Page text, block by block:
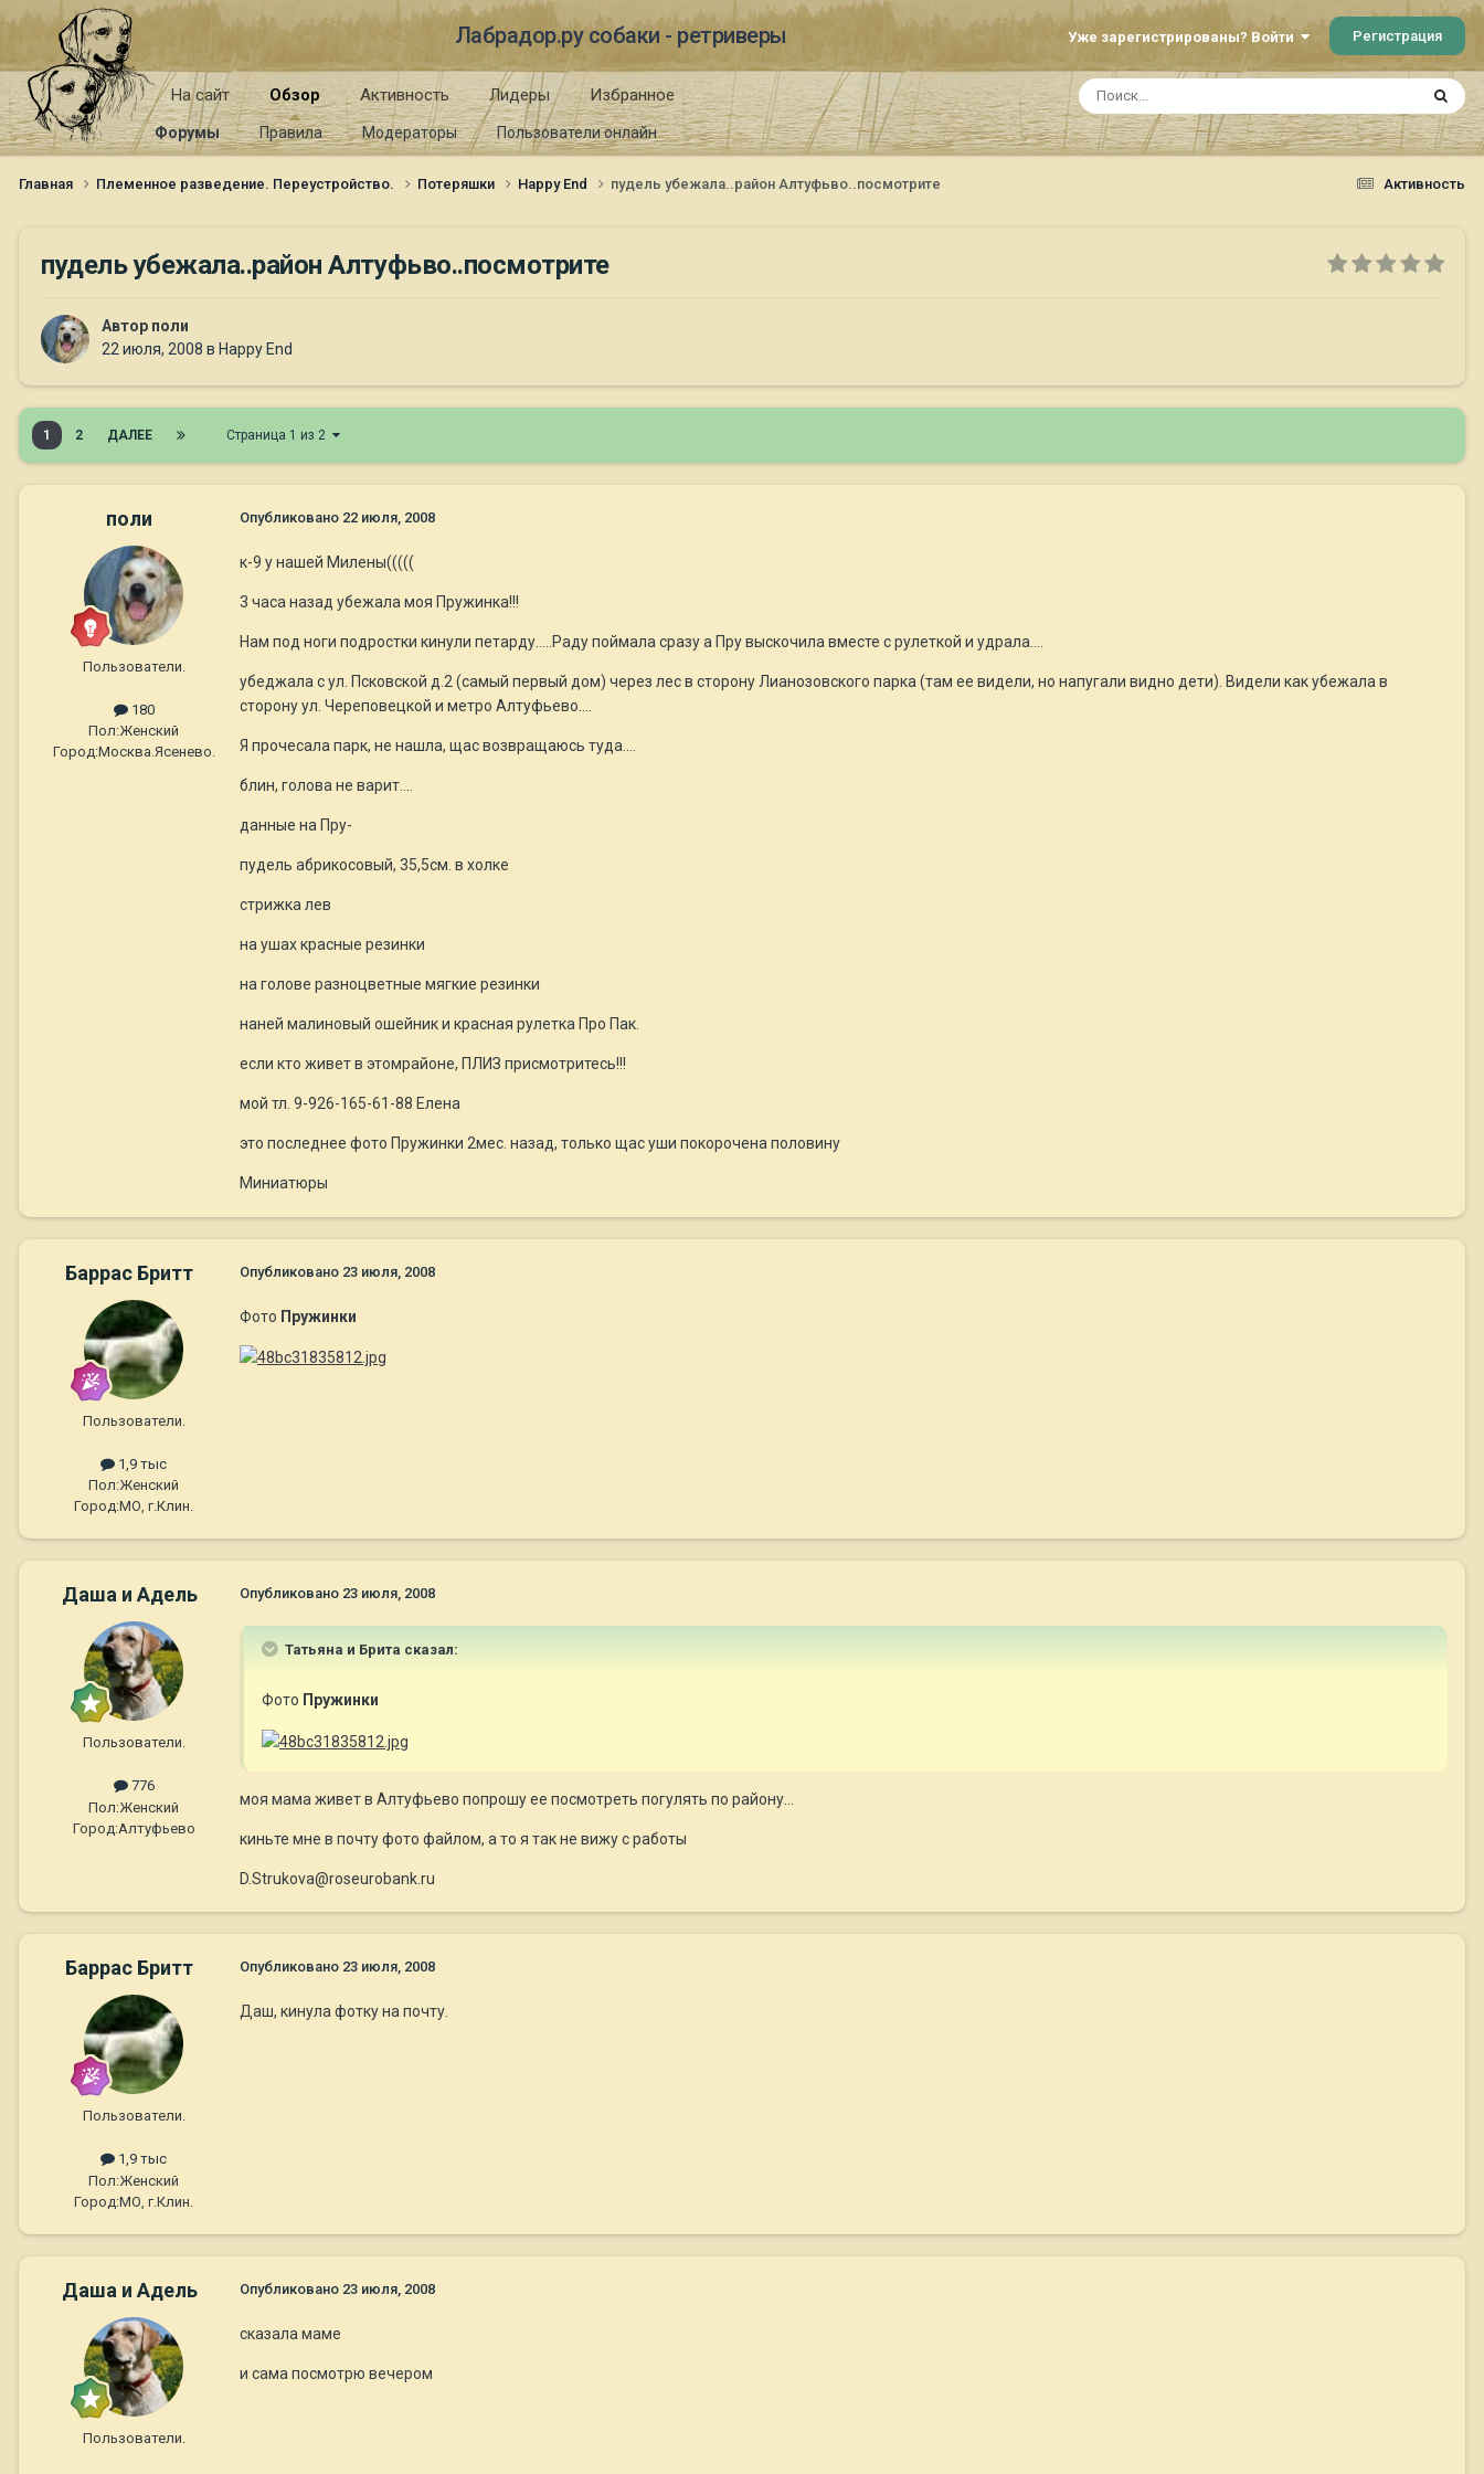
Лабрадор.ру собаки - ретриверы Уже зарегистрированы? Войти Регистрация
На сайт Обзор
Форумы Правила Модераторы Пользователи онлайн
Активность Лидеры Избранное
Активность
Главная Племенное разведение. Переустройство. Потеряшки Happy End пудель убежала..район Алтуфьво..посмотрите
пудель убежала..район Алтуфьво..посмотрите
Автор поли
22 июля, 2008 в Happy End
1 2 ДАЛЕЕ Страница 1 из 2
поли
Пользователи.
180
Пол:Женский
Город:Москва.Ясенево.
Опубликовано 22 июля, 2008
к-9 у нашей Милены(((((
3 часа назад убежала моя Пружинка!!!
Нам под ноги подростки кинули петарду.....Раду поймала сразу а Пру выскочила вместе с рулеткой и удрала....
убеджала с ул. Псковской д.2 (самый первый дом) через лес в сторону Лианозовского парка (там ее видели, но напугали видно дети). Видели как убежала в
сторону ул. Череповецкой и метро Алтуфьево....
Я прочесала парк, не нашла, щас возвращаюсь туда....
блин, голова не варит....
данные на Пру-
пудель абрикосовый, 35,5см. в холке
стрижка лев
на ушах красные резинки
на голове разноцветные мягкие резинки
наней малиновый ошейник и красная рулетка Про Пак.
если кто живет в этомрайоне, ПЛИЗ присмотритесь!!!
мой тл. 9-926-165-61-88 Елена
это последнее фото Пружинки 2мес. назад, только щас уши покорочена половину
Миниатюры
Баррас Бритт
Пользователи.
1,9 тыс
Пол:Женский
Город:МО, г.Клин.
Опубликовано 23 июля, 2008
Фото Пружинки
Даша и Адель
Пользователи.
776
Пол:Женский
Город:Алтуфьево
Опубликовано 23 июля, 2008
Татьяна и Брита сказал:
Фото Пружинки
моя мама живет в Алтуфьево попрошу ее посмотреть погулять по району...
киньте мне в почту фото файлом, а то я так не вижу с работы
D.Strukova@roseurobank.ru
Баррас Бритт
Пользователи.
1,9 тыс
Пол:Женский
Город:МО, г.Клин.
Опубликовано 23 июля, 2008
Даш, кинула фотку на почту.
Даша и Адель
Пользователи.
Опубликовано 23 июля, 2008
сказала маме
и сама посмотрю вечером